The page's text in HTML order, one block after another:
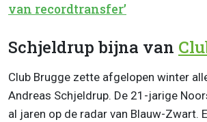
van recordtransfer’
Schjeldrup bijna van
Club Brugge zette afgelopen winter
Andreas Schjeldrup. De 21-jarige
al jaren op de radar van Blauw-Zwart.